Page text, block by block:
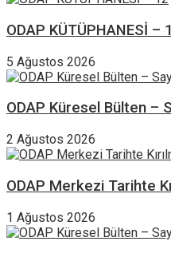
ODAP KÜTÜPHANESİ –
5 Ağustos 2026
ODAP Küresel Bülten –
2 Ağustos 2026
ODAP Merkezi Tarihte
1 Ağustos 2026